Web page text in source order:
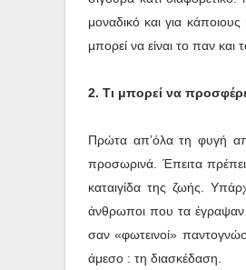
μοναδικό και για
μπορεί να είναι το παν και
2. Τι μπορεί να
Πρώτα απ’όλα τη φυγή
προσωρινά. Έπειτα
καταιγίδα της ζωής.
άνθρωποι που τα έγραψαν
σαν «φωτεινοί»
άμεσο : τη διασκέδαση.